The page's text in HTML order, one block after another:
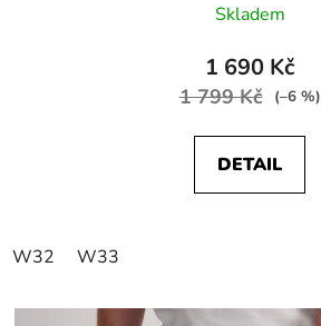
Skladem
1 690 Kč
1 799 Kč (–6 %)
DETAIL
W32 W33